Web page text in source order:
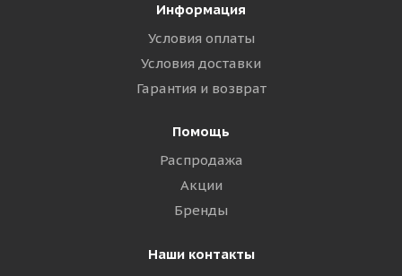
Информация
Условия оплаты
Условия доставки
Гарантия и возврат
Помощь
Распродажа
Акции
Бренды
Наши контакты